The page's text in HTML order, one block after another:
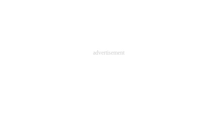
advertisement